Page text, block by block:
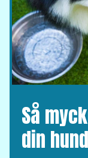
Så
din hund